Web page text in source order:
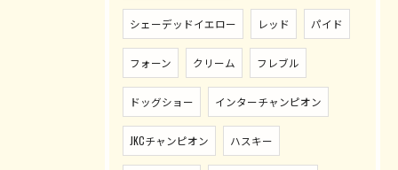
シェーデッドイエロー レッド パイド
フォーン クリーム フレブル
ドッグショー インターチャンピオン
JKCチャンピオン ハスキー